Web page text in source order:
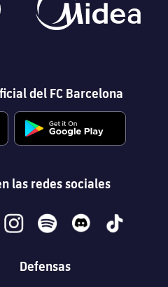
del FC Barcelona
las redes sociales
instagramspotify discord tiktok
Defensas